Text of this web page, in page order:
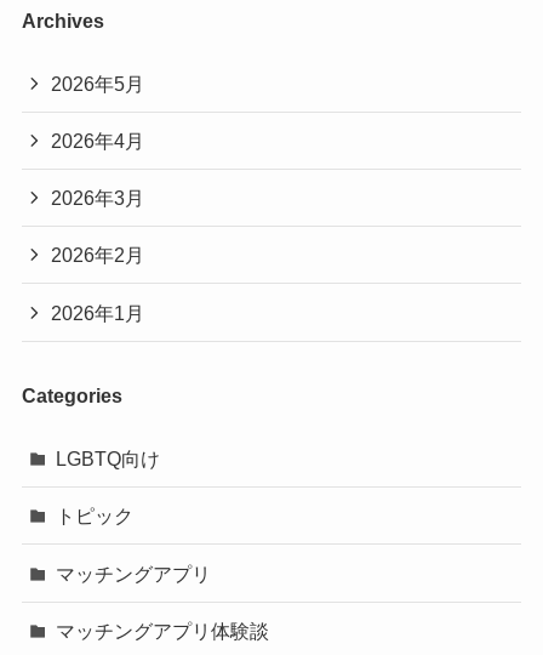
Archives
2026年5月
2026年4月
2026年3月
2026年2月
2026年1月
Categories
LGBTQ向け
トピック
マッチングアプリ
マッチングアプリ体験談